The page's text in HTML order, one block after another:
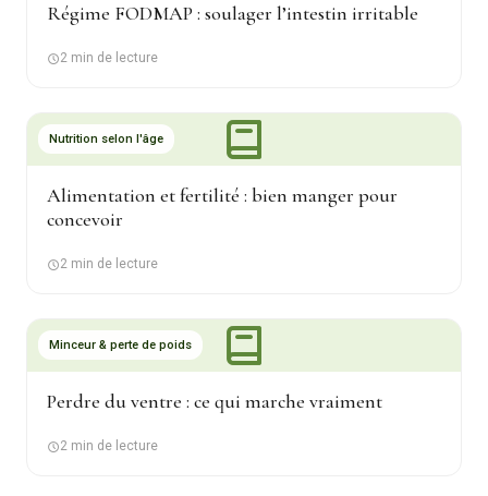
Régime FODMAP : soulager l’intestin irritable
2 min de lecture
Nutrition selon l'âge
Alimentation et fertilité : bien manger pour
concevoir
2 min de lecture
Minceur & perte de poids
Perdre du ventre : ce qui marche vraiment
2 min de lecture